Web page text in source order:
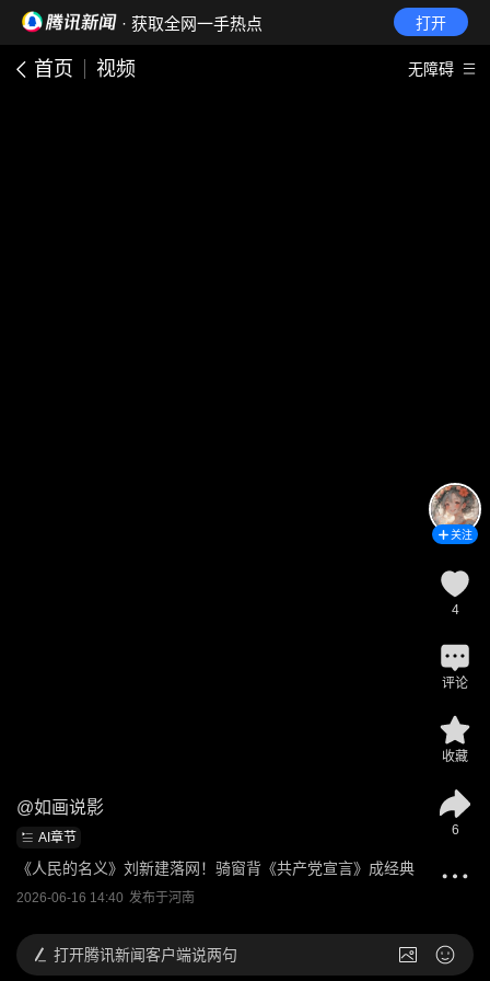
· 获取全网一手热点 打开
首页 视频 无障碍
@如画说影
AI章节
《人民的名义》刘新建落网！骑窗背《共产党宣言》成经典
2026-06-16 14:40 发布于河南
关注
4
评论
收藏
6
打开腾讯新闻客户端说两句